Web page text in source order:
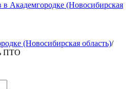
в Академгородке (Новосибирская
(Новосибирская область)/
ПТО